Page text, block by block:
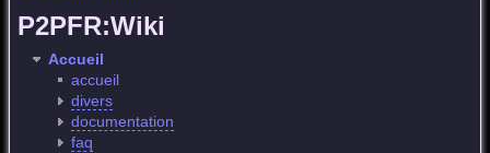
P2PFR:Wiki
Accueil
accueil
divers
documentation
faq